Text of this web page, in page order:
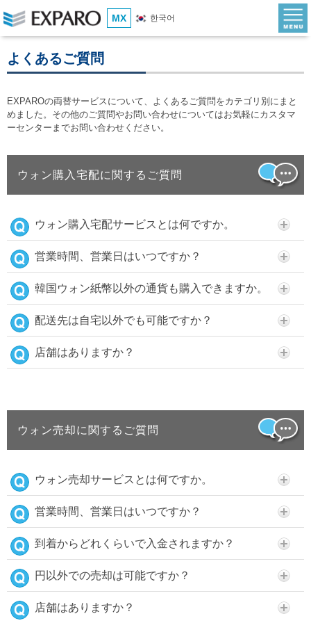
MX 한국어
よくあるご質問
EXPAROの両替サービスについて、よくあるご質問をカテゴリ別にまと
めました。その他のご質問やお問い合わせについてはお気軽にカスタマ
ーセンターまでお問い合わせください。
ウォン購入宅配に関するご質問
ウォン購入宅配サービスとは何ですか。
営業時間、営業日はいつですか？
韓国ウォン紙幣以外の通貨も購入できますか。
配送先は自宅以外でも可能ですか？
店舗はありますか？
ウォン売却に関するご質問
ウォン売却サービスとは何ですか。
営業時間、営業日はいつですか？
到着からどれくらいで入金されますか？
円以外での売却は可能ですか？
店舗はありますか？